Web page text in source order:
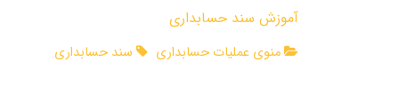
آموزش سند حسابداری
منوی عملیات حسابداری سند حسابداری